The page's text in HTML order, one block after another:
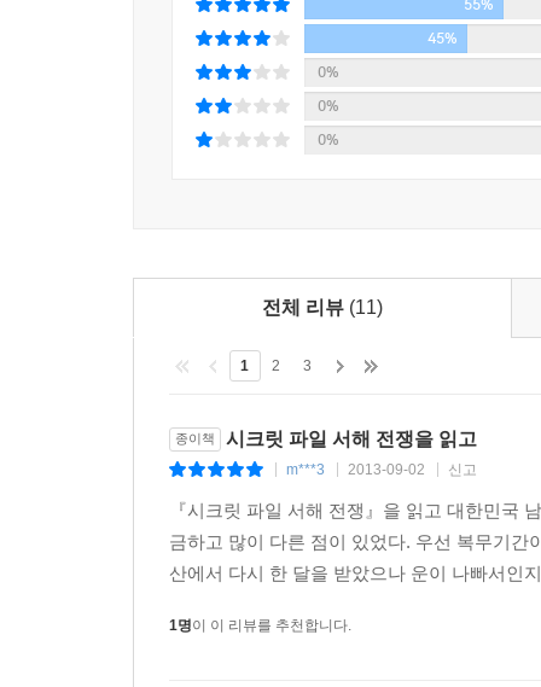
사실이었다. 민간 선박, 그것도 중국 어선이면 절
하는 소리를 들었다. 무슨 일이냐고 확인한 후 김
“야, 쏘지 마.”--- 「제4장. 천안함 침몰」
한미 관계가 거의 파국으로 갈 뻔한 사건은 2010
로 연기해 달라”고 요청했다. 그러자 게이츠는 “
후 두 시가 거의 다 되었을 때 게이츠에게 다시 전
한때는 현실주의 관점에서 남북 대결과 한미동
질문에 샤프 사령관이 짜증스런 표정으로 대꾸했다.
한 의장은 모멸감을 느꼈다. 미군이 같이 싸우는
관은 미 합참과 태평양사령관의 지침을 받는 일
수는 없다. 오직 본토의 지침에 따라 움직일 뿐이
반대했다면 한미 간 이견으로 동맹의 신뢰에 문제
셋째, 2010년 3월 26일에 천안함 피격. 최
충족시켜주기라도 하는 듯한 기동을 한 이유가
전달되었고, 미군으로부터도 “북의 비대칭 도발에
사건이 발생하고 해군의 설명을 믿지 않으려는
맞대응 포격을 자초한다. 대통령은 지하 벙커
합참의장은 연합사령관과 설전을 벌이더니 “항
답변서를 보낸다. 합참의 장군들은 지휘권 행사
이런 의문을 쫓아가다 보면 이제껏 비정상적인
전혀 다른 이야기들이 나타난다.
2. 북한이 알고 군도 아는데 우리 국민만 모르는 사
국민은 지금도 모르고 있다. 북한은 당연히 이
55%
45%
0%
0%
0%
전체 리뷰 (11)
1 2 3
종이책 시크릿 파일 서해 전쟁을 읽고
m***3 2013-09-02 신고
『시크릿 파일 서해 전쟁』을 읽고 대한민국
금하고 많이 다른 점이 있었다. 우선 복무기간
산에서 다시 한 달을 받았으나 운이 나빠서인
1명이 이 리뷰를 추천합니다.